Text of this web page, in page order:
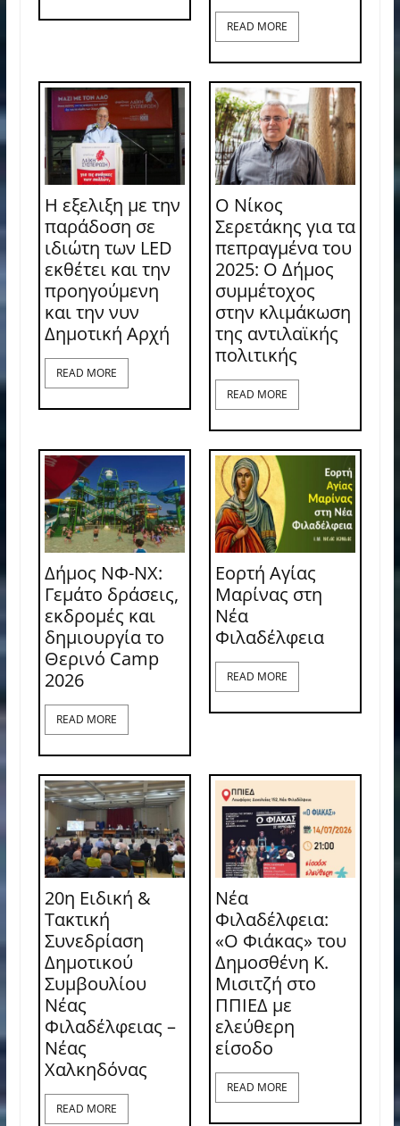
READ MORE
Η εξελιξη με την
παράδοση σε
ιδιώτη των LED
εκθέτει και την
προηγούμενη
και την νυν
Δημοτική Αρχή
READ MORE
Ο Νίκος
Σερετάκης για τα
πεπραγμένα του
2025: Ο Δήμος
συμμέτοχος
στην κλιμάκωση
της αντιλαϊκής
πολιτικής
READ MORE
Δήμος ΝΦ-ΝΧ:
Γεμάτο δράσεις,
εκδρομές και
δημιουργία το
Θερινό Camp
2026
READ MORE
Εορτή Αγίας
Μαρίνας στη
Νέα
Φιλαδέλφεια
READ MORE
20η Ειδική &
Τακτική
Συνεδρίαση
Δημοτικού
Συμβουλίου
Νέας
Φιλαδέλφειας –
Νέας
Χαλκηδόνας
READ MORE
Νέα
Φιλαδέλφεια:
«Ο Φιάκας» του
Δημοσθένη Κ.
Μισιτζή στο
ΠΠΙΕΔ με
ελεύθερη
είσοδο
READ MORE